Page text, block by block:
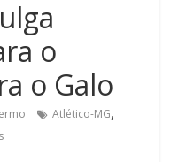
o
o Galo
Atlético-MG,